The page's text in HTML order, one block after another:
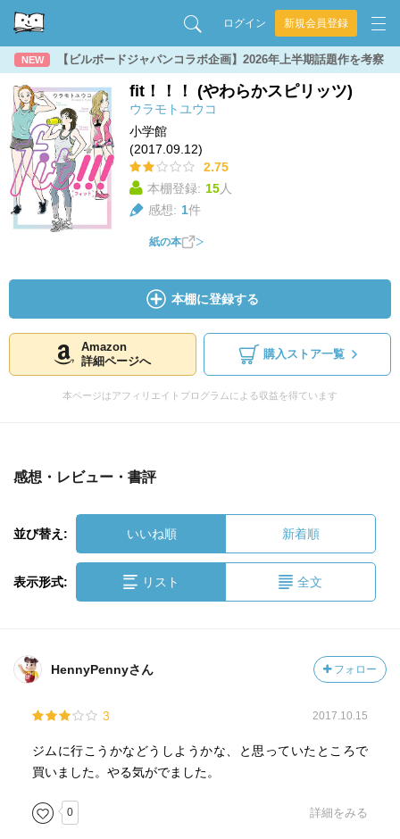
ログイン 新規会員登録
NEW 【ビルボードジャパンコラボ企画】2026年上半期話題作を考察
fit！！！ (やわらかスピリッツ)
ウラモトユウコ
小学館
(2017.09.12)
2.75
本棚登録: 15人
感想: 1件
紙の本
本棚に登録する
Amazon
詳細ページへ
購入ストア一覧
本ページはアフィリエイトプログラムによる収益を得ています
感想・レビュー・書評
並び替え: いいね順 新着順
表示形式: リスト 全文
HennyPennyさん フォロー
3 2017.10.15
ジムに行こうかなどうしようかな、と思っていたところで
買いました。やる気がでました。
0 詳細をみる